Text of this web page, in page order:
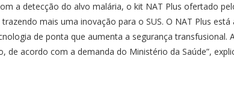
a detecção do alvo malária, o kit NAT Plus ofertado
mais uma inovação para o SUS. O NAT Plus
de ponta que aumenta a segurança transfusional.
acordo com a demanda do Ministério da Saúde”,